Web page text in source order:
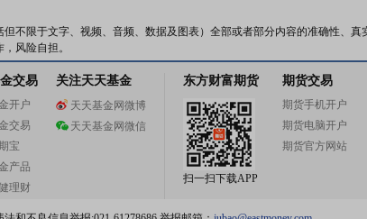
不限于文字、视频、音频、数据及图表）全部或者部分内容的准确性、真
风险自担。
交易
开户
交易
宝
产品
理财
关注天天基金
天天基金网微博
天天基金网微信
东方财富期货
扫一扫下载APP
期货交易
期货手机开户
期货电脑开户
期货官方网站